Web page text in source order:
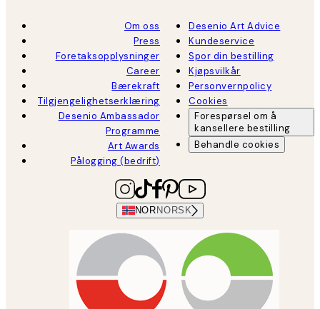
Om oss
Press
Foretaksopplysninger
Career
Bærekraft
Tilgjengelighetserklæring
Desenio Ambassador
Programme
Art Awards
Pålogging (bedrift)
Desenio Art Advice
Kundeservice
Spor din bestilling
Kjøpsvilkår
Personvernpolicy
Cookies
Forespørsel om å
kansellere bestilling
Behandle cookies
NOR NORSK